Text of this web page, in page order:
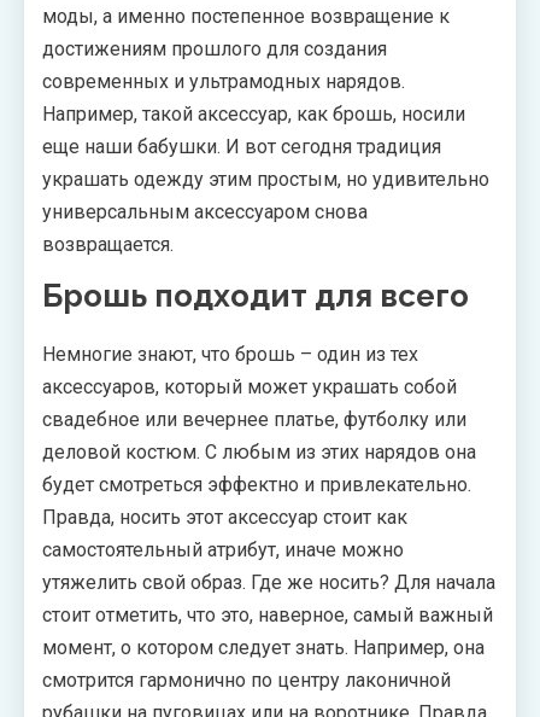
моды, а именно постепенное возвращение к
достижениям прошлого для создания
современных и ультрамодных нарядов.
Например, такой аксессуар, как брошь, носили
еще наши бабушки. И вот сегодня традиция
украшать одежду этим простым, но удивительно
универсальным аксессуаром снова
возвращается.
Брошь подходит для всего
Немногие знают, что брошь – один из тех
аксессуаров, который может украшать собой
свадебное или вечернее платье, футболку или
деловой костюм. С любым из этих нарядов она
будет смотреться эффектно и привлекательно.
Правда, носить этот аксессуар стоит как
самостоятельный атрибут, иначе можно
утяжелить свой образ. Где же носить? Для начала
стоит отметить, что это, наверное, самый важный
момент, о котором следует знать. Например, она
смотрится гармонично по центру лаконичной